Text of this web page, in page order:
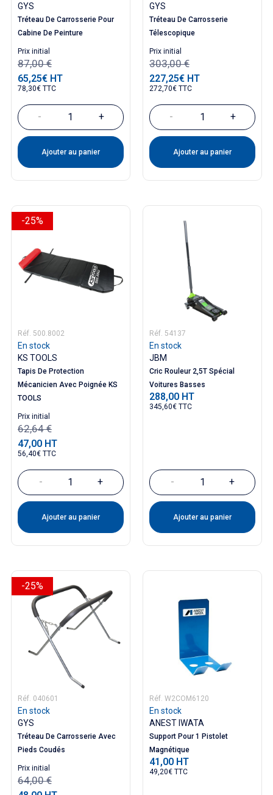
GYS
Tréteau De Carrosserie Pour
Cabine De Peinture
Prix
65,25€ HT
78,30€ TTC
Prix ​​initial
87,00 €
- +
Ajouter au panier
GYS
Tréteau De Carrosserie
Télescopique
Prix
227,25€ HT
272,70€ TTC
Prix ​​initial
303,00 €
- +
Ajouter au panier
Réf. 500.8002
En stock
KS TOOLS
Tapis De Protection
Mécanicien Avec Poignée KS
TOOLS
Prix
47,00 HT
56,40€ TTC
Prix ​​initial
62,64 €
- +
Ajouter au panier
-25%
Réf. 54137
En stock
JBM
Cric Rouleur 2,5T Spécial
Voitures Basses
Prix
288,00 HT
345,60€ TTC
- +
Ajouter au panier
Réf. 040601
En stock
GYS
Tréteau De Carrosserie Avec
Pieds Coudés
Prix ​​initial
64,00 €
-25%
Réf. W2COM6120
En stock
ANEST IWATA
Support Pour 1 Pistolet
Magnétique
Prix
41,00 HT
49,20€ TTC